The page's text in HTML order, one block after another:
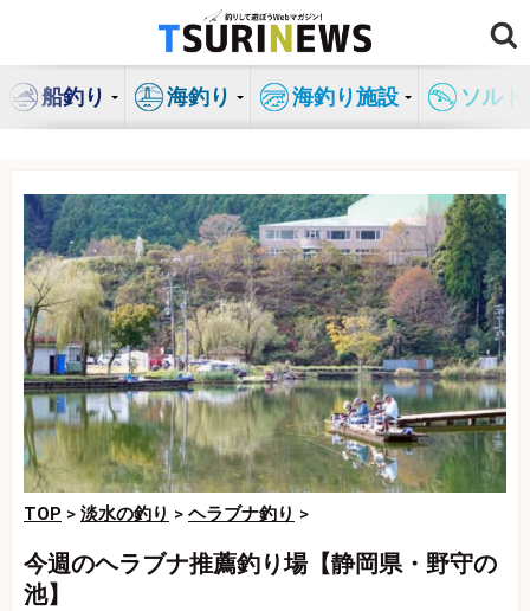
ン
船釣り 海釣り 海釣り施設 ソル
TOP > 淡水の釣り > ヘラブナ釣り >
今週のヘラブナ推薦釣り場【静岡県・野守の
池】